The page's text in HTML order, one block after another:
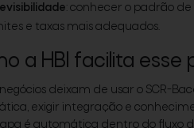
: conhecer o padrão
e taxas mais adequados.
a HBI facilita esse
deixam de usar o SCR-
exigir integração e
é automática dentro do fluxo